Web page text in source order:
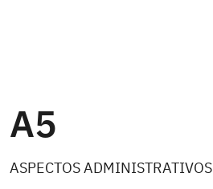
A5
ASPECTOS ADMINISTRATIVOS